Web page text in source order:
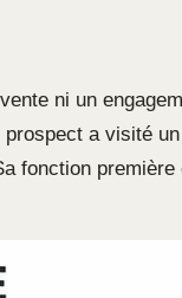
ni un
a visité
fonction